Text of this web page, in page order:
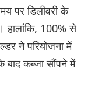
पर डिलीवरी के
हालांकि, 100% से
ने परियोजना में
बाद कब्जा सौंपने में